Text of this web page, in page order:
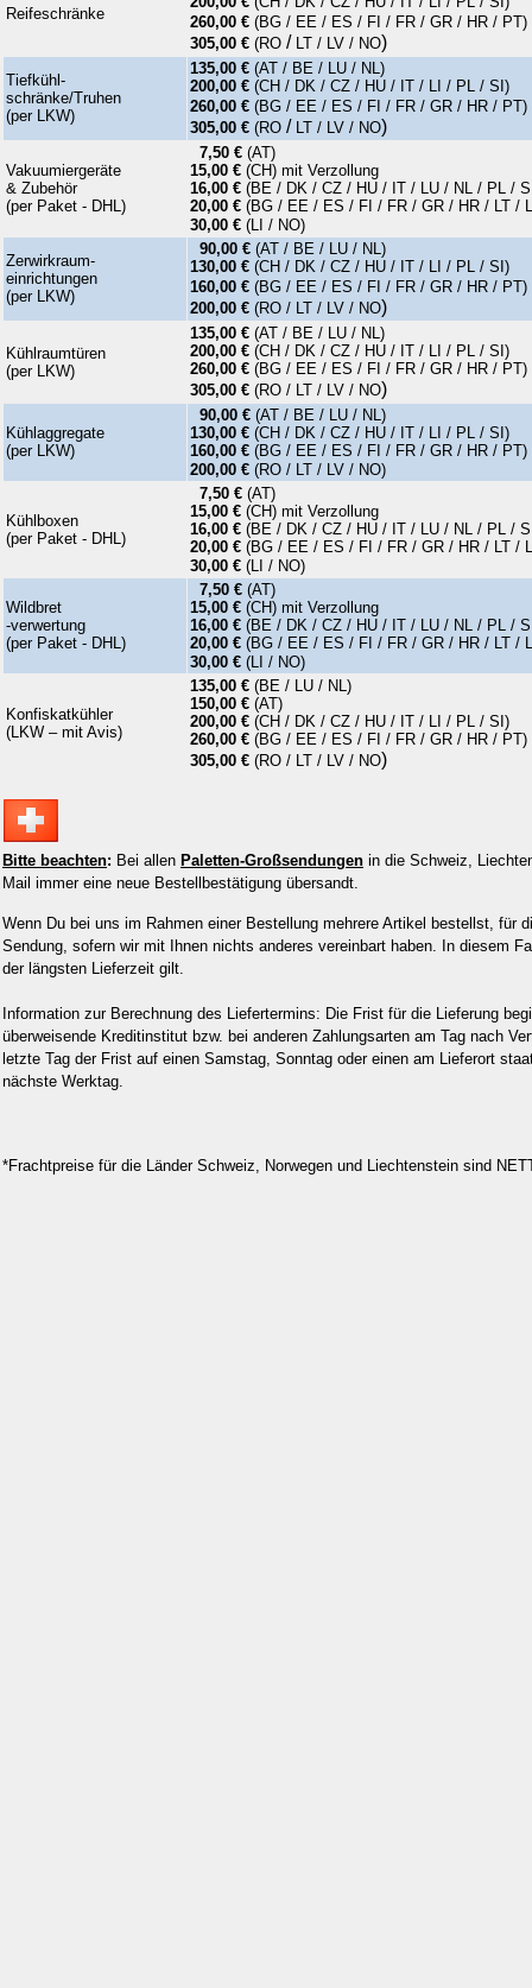
Reifeschränke
260,00 € (BG / EE / ES / FI / FR / GR / HR / PT)
305,00 € (RO / LT / LV / NO)
Tiefkühl-
schränke/Truhen
(per LKW)
135,00 € (AT / BE / LU / NL)
200,00 € (CH / DK / CZ / HU / IT / LI / PL / SI)
260,00 € (BG / EE / ES / FI / FR / GR / HR / PT)
305,00 € (RO / LT / LV / NO)
Vakuumiergeräte
& Zubehör
(per Paket - DHL)
7,50 € (AT)
15,00 € (CH) mit Verzollung
16,00 € (BE / DK / CZ / HU / IT / LU / NL / PL /
20,00 € (BG / EE / ES / FI / FR / GR / HR / LT /
30,00 € (LI / NO)
Zerwirkraum-
einrichtungen
(per LKW)
90,00 € (AT / BE / LU / NL)
130,00 € (CH / DK / CZ / HU / IT / LI / PL / SI)
160,00 € (BG / EE / ES / FI / FR / GR / HR / PT)
200,00 € (RO / LT / LV / NO)
Kühlraumtüren
(per LKW)
135,00 € (AT / BE / LU / NL)
200,00 € (CH / DK / CZ / HU / IT / LI / PL / SI)
260,00 € (BG / EE / ES / FI / FR / GR / HR / PT)
305,00 € (RO / LT / LV / NO)
Kühlaggregate
(per LKW)
90,00 € (AT / BE / LU / NL)
130,00 € (CH / DK / CZ / HU / IT / LI / PL / SI)
160,00 € (BG / EE / ES / FI / FR / GR / HR / PT)
200,00 € (RO / LT / LV / NO)
Kühlboxen
(per Paket - DHL)
7,50 € (AT)
15,00 € (CH) mit Verzollung
16,00 € (BE / DK / CZ / HU / IT / LU / NL / PL /
20,00 € (BG / EE / ES / FI / FR / GR / HR / LT /
30,00 € (LI / NO)
Wildbret
-verwertung
(per Paket - DHL)
7,50 € (AT)
15,00 € (CH) mit Verzollung
16,00 € (BE / DK / CZ / HU / IT / LU / NL / PL /
20,00 € (BG / EE / ES / FI / FR / GR / HR / LT /
30,00 € (LI / NO)
Konfiskatkühler
(LKW – mit Avis)
135,00 € (BE / LU / NL)
150,00 € (AT)
200,00 € (CH / DK / CZ / HU / IT / LI / PL / SI)
260,00 € (BG / EE / ES / FI / FR / GR / HR / PT)
305,00 € (RO / LT / LV / NO)
Bitte beachten: Bei allen Paletten-Großsendungen in die Schweiz,
Mail immer eine neue Bestellbestätigung übersandt.
Wenn Du bei uns im Rahmen einer Bestellung mehrere Artikel bestellst, für
Sendung, sofern wir mit Ihnen nichts anderes vereinbart haben. In diesem
der längsten Lieferzeit gilt.
Information zur Berechnung des Liefertermins: Die Frist für die Lieferung
überweisende Kreditinstitut bzw. bei anderen Zahlungsarten am Tag nach
letzte Tag der Frist auf einen Samstag, Sonntag oder einen am Lieferort
nächste Werktag.
*Frachtpreise für die Länder Schweiz, Norwegen und Liechtenstein sind